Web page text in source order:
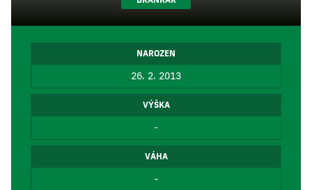
NAROZEN
26. 2. 2013
VÝŠKA
-
VÁHA
-